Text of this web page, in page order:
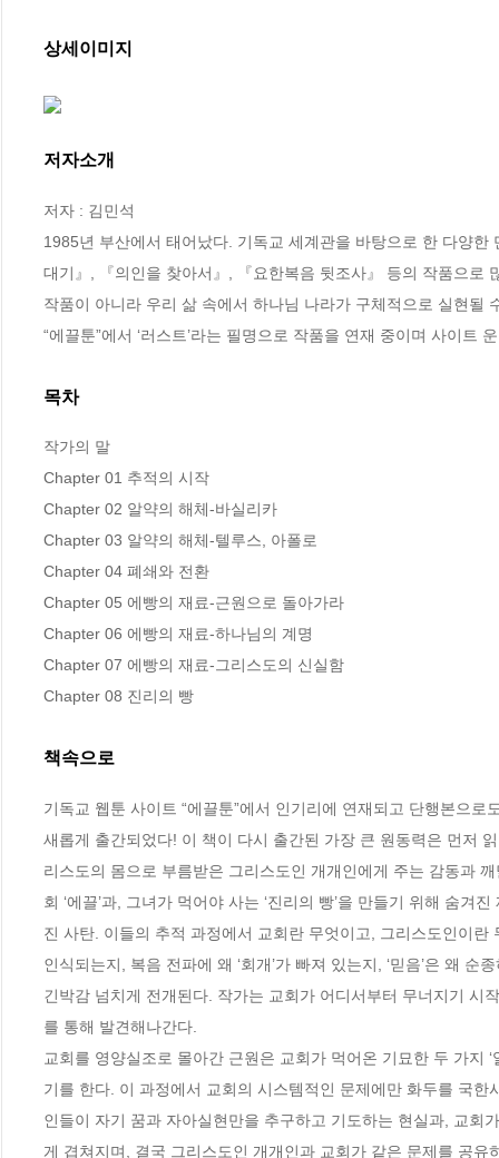
상세이미지
저자소개
저자 : 김민석
1985년 부산에서 태어났다. 기독교 세계관을 바탕으로 한 다양
대기』, 『의인을 찾아서』, 『요한복음 뒷조사』 등의 작품으로
작품이 아니라 우리 삶 속에서 하나님 나라가 구체적으로 실현될
“에끌툰”에서 ‘러스트’라는 필명으로 작품을 연재 중이며 사이트
목차
작가의 말
Chapter 01 추적의 시작
Chapter 02 알약의 해체-바실리카
Chapter 03 알약의 해체-텔루스, 아폴로
Chapter 04 폐쇄와 전환
Chapter 05 에빵의 재료-근원으로 돌아가라
Chapter 06 에빵의 재료-하나님의 계명
Chapter 07 에빵의 재료-그리스도의 신실함
Chapter 08 진리의 빵
책속으로
기독교 웹툰 사이트 “에끌툰”에서 인기리에 연재되고 단행본으
새롭게 출간되었다! 이 책이 다시 출간된 가장 큰 원동력은 먼저
리스도의 몸으로 부름받은 그리스도인 개개인에게 주는 감동과
회 ‘에끌’과, 그녀가 먹어야 사는 ‘진리의 빵’을 만들기 위해 숨겨
진 사탄. 이들의 추적 과정에서 교회란 무엇이고, 그리스도인이
인식되는지, 복음 전파에 왜 ‘회개’가 빠져 있는지, ‘믿음’은 왜
긴박감 넘치게 전개된다. 작가는 교회가 어디서부터 무너지기 시
를 통해 발견해나간다.
교회를 영양실조로 몰아간 근원은 교회가 먹어온 기묘한 두 가지
기를 한다. 이 과정에서 교회의 시스템적인 문제에만 화두를 국
인들이 자기 꿈과 자아실현만을 추구하고 기도하는 현실과, 교회
게 겹쳐지며, 결국 그리스도인 개개인과 교회가 같은 문제를 공유